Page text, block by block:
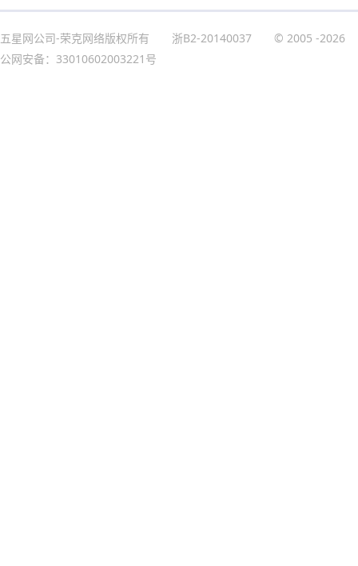
五星网公司-荣克网络版权所有 浙B2-20140037 © 2005 -2026
公网安备：33010602003221号